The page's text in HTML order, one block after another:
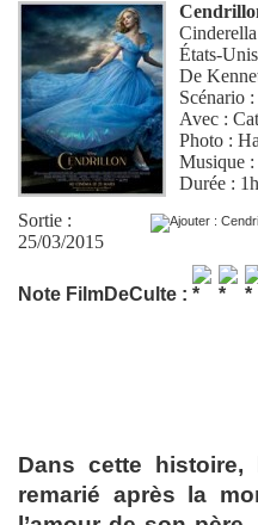
Cinderella
États-
De
Scénario
Avec :
Photo :
Musique
Durée :
Sortie :
25/03/2015
Note FilmDeCulte :
Dans cette
remarié après la